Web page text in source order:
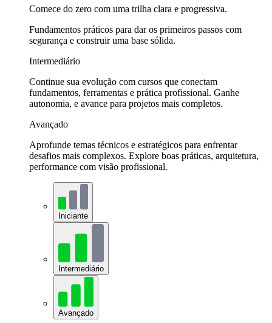
Comece do zero com uma trilha clara e progressiva.
Fundamentos práticos para dar os primeiros passos com
segurança e construir uma base sólida.
Intermediário
Continue sua evolução com cursos que conectam
fundamentos, ferramentas e prática profissional. Ganhe
autonomia, e avance para projetos mais completos.
Avançado
Aprofunde temas técnicos e estratégicos para enfrentar
desafios mais complexos. Explore boas práticas, arquitetura,
performance com visão profissional.
Iniciante
Intermediário
Avançado